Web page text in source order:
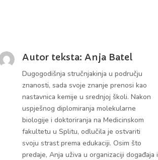
Autor teksta: Anja Batel
Dugogodišnja stručnjakinja u području
znanosti, sada svoje znanje prenosi kao
nastavnica kemije u srednjoj školi. Nakon
uspješnog diplomiranja molekularne
biologije i doktoriranja na Medicinskom
fakultetu u Splitu, odlučila je ostvariti
svoju strast prema edukaciji. Osim što
predaje, Anja uživa u organizaciji događaja i